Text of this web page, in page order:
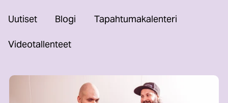
Uutiset Blogi Tapahtumakalenteri
Videotallenteet